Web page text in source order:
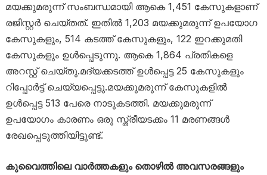
മയക്കുമരുന്ന് സംബന്ധമായി ആകെ 1,451 കേസുകളാണ്
രജിസ്റ്റർ ചെയ്തത്. ഇതിൽ 1,203 മയക്കുമരുന്ന് ഉപയോഗ
കേസുകളും, 514 കടത്ത് കേസുകളും, 122 ഇറക്കുമതി
കേസുകളും ഉൾപ്പെടുന്നു. ആകെ 1,864 പ്രതികളെ
അറസ്റ്റ് ചെയ്തു.മദ്യക്കടത്ത് ഉൾപ്പെട്ട 25 കേസുകളും
റിപ്പോർട്ട് ചെയ്യപ്പെട്ടു.മയക്കുമരുന്ന് കേസുകളിൽ
ഉൾപ്പെട്ട 513 പേരെ നാടുകടത്തി. മയക്കുമരുന്ന്
ഉപയോഗം കാരണം ഒരു സ്ത്രീയടക്കം 11 മരണങ്ങൾ
രേഖപ്പെടുത്തിയിട്ടുണ്ട്.
കുവൈത്തിലെ വാർത്തകളും തൊഴിൽ അവസരങ്ങളും